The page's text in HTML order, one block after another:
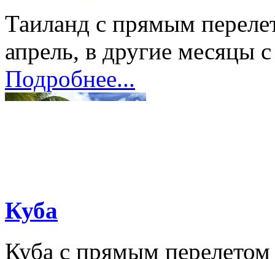
Таиланд с прямым
апрель, в другие месяцы
Подробнее...
Куба
Куба с прямым